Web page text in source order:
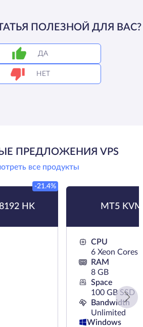
ПОЛЕЗНОЙ ДЛЯ ВАС?
ДА
НЕТ
ПРЕДЛОЖЕНИЯ VPS
все продукты
HK
-21.4%
MT5
CPU
6 Xeon Cores
RAM
8 GB
Space
100 GB SSD
Bandwidth
Unlimited
Windows